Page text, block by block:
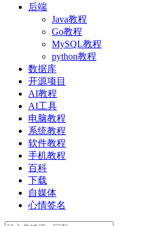
后端
Java教程
Go教程
MySQL教程
python教程
数据库
开源项目
AI教程
AI工具
电脑教程
系统教程
软件教程
手机教程
百科
下载
自媒体
心情签名